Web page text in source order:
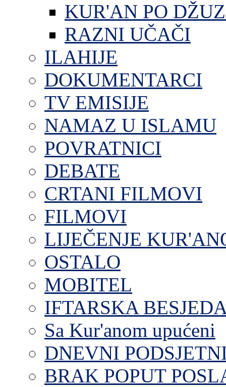
KUR'AN PO
RAZNI UČAČI
ILAHIJE
DOKUMENTARCI
TV EMISIJE
NAMAZ U ISLAMU
POVRATNICI
DEBATE
CRTANI FILMOVI
FILMOVI
LIJEČENJE
OSTALO
MOBITEL
IFTARSKA
Sa Kur'anom upućeni
DNEVNI
BRAK POPUT